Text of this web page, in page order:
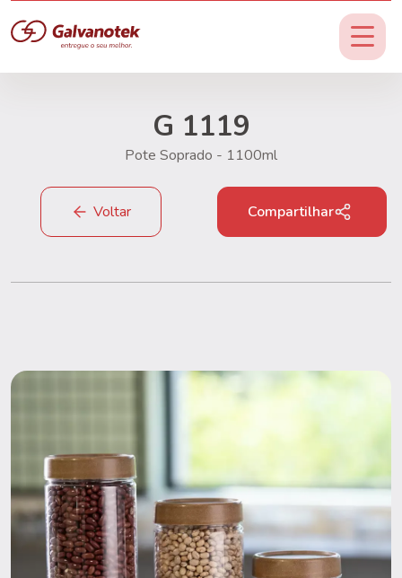
Voltar
G 1119
Pote Soprado - 1100ml
Compartilhar